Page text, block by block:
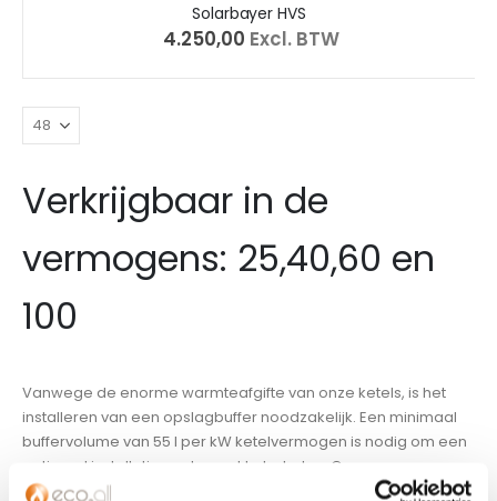
Solarbayer HVS
€ 4.250,00 Excl. BTW
Verkrijgbaar in de
vermogens: 25,40,60 en
100
Vanwege de enorme warmteafgifte van onze ketels, is het
installeren van een opslagbuffer noodzakelijk. Een minimaal
buffervolume van 55 l per kW ketelvermogen is nodig om een
optimaal installatierendement te behalen. Om een nog
grotere efficiëntie te bereiken raden wij u echter (afhankelijk